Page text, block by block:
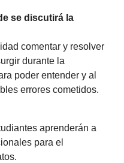
se discutirá la
comentar y resolver
durante la
poder entender y al
errores cometidos.
aprenderán a
para el